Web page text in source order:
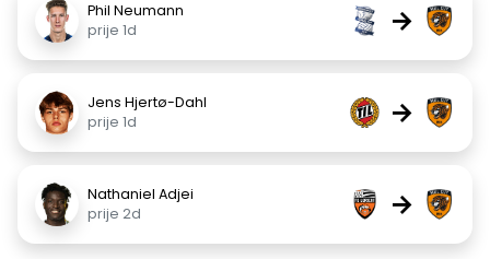
Phil Neumann
prije 1d
→
Jens Hjertø-Dahl
prije 1d
→
Nathaniel Adjei
prije 2d
→